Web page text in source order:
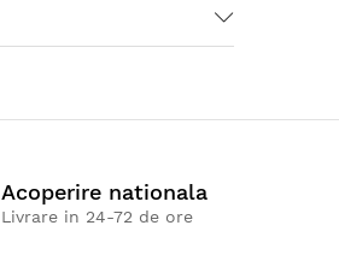
Acoperire nationala
Livrare in 24-72 de ore